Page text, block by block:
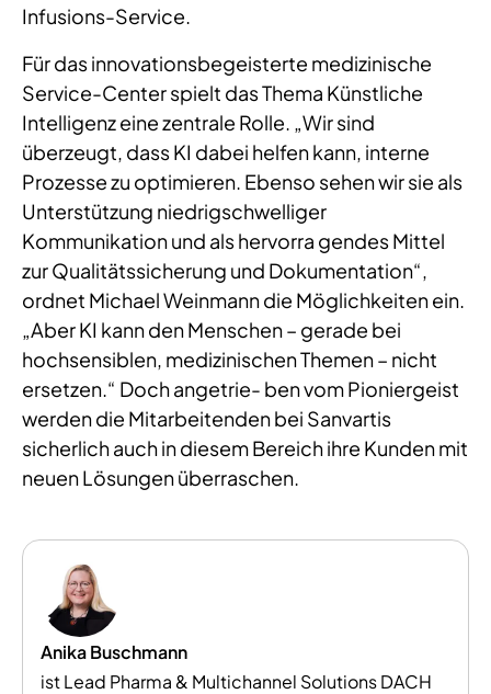
Anika Buschmann
ist Lead Pharma & Multichannel Solutions DACH
Infusions-Service.
Für das innovationsbegeisterte medizinische
Service-Center spielt das Thema Künstliche
Intelligenz eine zentrale Rolle. „Wir sind
überzeugt, dass KI dabei helfen kann, interne
Prozesse zu optimieren. Ebenso sehen wir sie als
Unterstützung niedrigschwelliger
Kommunikation und als hervorra gendes Mittel
zur Qualitätssicherung und Dokumentation“,
ordnet Michael Weinmann die Möglichkeiten ein.
„Aber KI kann den Menschen – gerade bei
hochsensiblen, medizinischen Themen – nicht
ersetzen.“ Doch angetrie- ben vom Pioniergeist
werden die Mitarbeitenden bei Sanvartis
sicherlich auch in diesem Bereich ihre Kunden mit
neuen Lösungen überraschen.